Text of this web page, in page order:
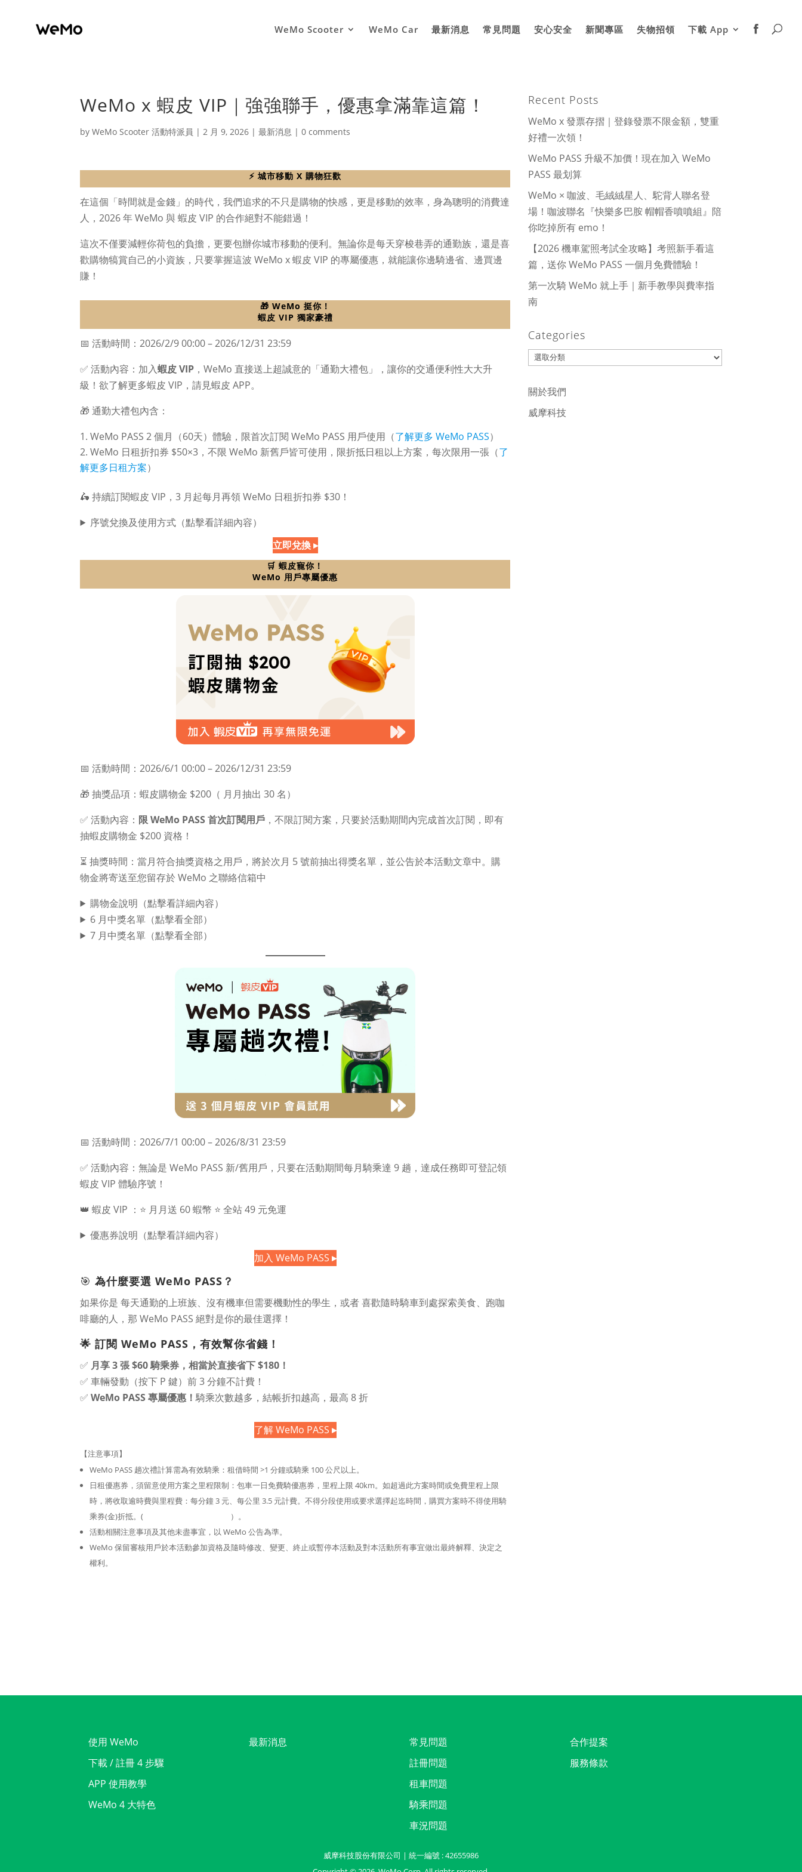
WeMo Scooter WeMo Car 最新消息 常見問題 安心安全 新聞專區 失物招領 下載 App
WeMo x 蝦皮 VIP｜強強聯手，優惠拿滿靠這篇！
byWeMo Scooter 活動特派員 |2 月 9, 2026 |最新消息 |0 comments
⚡️ 城市移動 X 購物狂歡
在這個「時間就是金錢」的時代，我們追求的不只是購物的快感，更是移動的效率，身為聰明的消費達
人，2026 年 WeMo 與 蝦皮 VIP 的合作絕對不能錯過！
這次不僅要減輕你荷包的負擔，更要包辦你城市移動的便利。無論你是每天穿梭巷弄的通勤族，還是喜
歡購物犒賞自己的小資族，只要掌握這波 WeMo x 蝦皮 VIP 的專屬優惠，就能讓你邊騎邊省、邊買邊
賺！
🎁 WeMo 挺你！
蝦皮 VIP 獨家豪禮
📅 活動時間：2026/2/9 00:00 – 2026/12/31 23:59
✅ 活動內容：加入蝦皮 VIP ，WeMo 直接送上超誠意的「通勤大禮包」，讓你的交通便利性大大升
級！欲了解更多蝦皮 VIP，請見蝦皮 APP。
🎁 通勤大禮包內含：
WeMo PASS 2 個月（60天）體驗，限首次訂閱 WeMo PASS 用戶使用（了解更多 WeMo PASS）
WeMo 日租折扣券 $50×3，不限 WeMo 新舊戶皆可使用，限折抵日租以上方案，每次限用一張（了
解更多日租方案）
🛵 持續訂閱蝦皮 VIP，3 月起每月再領 WeMo 日租折扣券 $30！
序號兌換及使用方式（點擊看詳細內容）
立即兌換 ▸
🛒 蝦皮寵你！
WeMo 用戶專屬優惠
📅 活動時間：2026/6/1 00:00 – 2026/12/31 23:59
🎁 抽獎品項：蝦皮購物金 $200（ 月月抽出 30 名）
✅ 活動內容： 限 WeMo PASS 首次訂閱用戶 ，不限訂閱方案，只要於活動期間內完成首次訂閱，即有
抽蝦皮購物金 $200 資格！
⏳ 抽獎時間：當月符合抽獎資格之用戶，將於次月 5 號前抽出得獎名單，並公告於本活動文章中。購
物金將寄送至您留存於 WeMo 之聯絡信箱中
購物金說明（點擊看詳細內容）
6 月中獎名單（點擊看全部）
7 月中獎名單（點擊看全部）
📅 活動時間：2026/7/1 00:00 – 2026/8/31 23:59
✅ 活動內容：無論是 WeMo PASS 新/舊用戶，只要在活動期間每月騎乘達 9 趟，達成任務即可登記領
蝦皮 VIP 體驗序號！
👑 蝦皮 VIP ：⭐ 月月送 60 蝦幣 ⭐ 全站 49 元免運
優惠券說明（點擊看詳細內容）
加入 WeMo PASS ▸
🎯為什麼要選 WeMo PASS？
如果你是 每天通勤的上班族、沒有機車但需要機動性的學生，或者 喜歡隨時騎車到處探索美食、跑咖
啡廳的人，那 WeMo PASS 絕對是你的最佳選擇！
🌟 訂閱 WeMo PASS，有效幫你省錢！
✅ 月享 3 張 $60 騎乘券，相當於直接省下 $180！
✅ 車輛發動（按下 P 鍵）前 3 分鐘不計費！
✅WeMo PASS 專屬優惠！騎乘次數越多，結帳折扣越高，最高 8 折
了解 WeMo PASS ▸
【注意事項】
WeMo PASS 趟次禮計算需為有效騎乘：租借時間 >1 分鐘或騎乘 100 公尺以上。
日租優惠券，須留意使用方案之里程限制：包車一日免費騎優惠券，里程上限 40km。如超過此方案時間或免費里程上限
時，將收取逾時費與里程費：每分鐘 3 元、每公里 3.5 元計費。不得分段使用或要求選擇起迄時間，購買方案時不得使用騎
乘券(金)折抵。(
）。
活動相關注意事項及其他未盡事宜，以 WeMo 公告為準。
WeMo 保留審核用戶於本活動參加資格及隨時修改、變更、終止或暫停本活動及對本活動所有事宜做出最終解釋、決定之
權利。
Recent Posts
WeMo x 發票存摺｜登錄發票不限金額，雙重
好禮一次領！
WeMo PASS 升級不加價！現在加入 WeMo
PASS 最划算
WeMo × 咖波、毛絨絨星人、駝背人聯名登
場！咖波聯名『快樂多巴胺 帽帽香噴噴組』陪
你吃掉所有 emo！
【2026 機車駕照考試全攻略】考照新手看這
篇，送你 WeMo PASS 一個月免費體驗！
第一次騎 WeMo 就上手｜新手教學與費率指
南
Categories
Categories
關於我們
威摩科技
使用 WeMo
下載 / 註冊 4 步驟
APP 使用教學
WeMo 4 大特色
最新消息
常見問題
註冊問題
租車問題
騎乘問題
車況問題
合作提案
服務條款
威摩科技股份有限公司 | 統一編號 : 42655986